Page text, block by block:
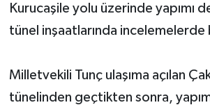
Kurucaşile yolu üzerinde yapımı
tünel inşaatlarında incelemelerde
Milletvekili Tunç ulaşıma açılan
tünelinden geçtikten sonra,